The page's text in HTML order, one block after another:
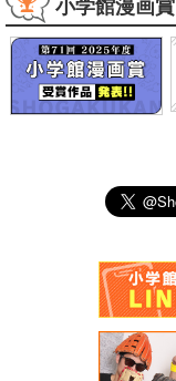
小学館漫画賞